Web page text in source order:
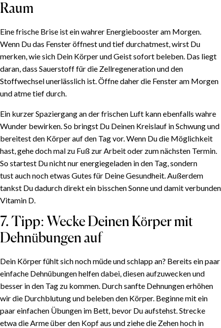
Raum
Eine frische Brise ist ein wahrer Energiebooster am Morgen.
Wenn Du das Fenster öffnest und tief durchatmest, wirst Du
merken, wie sich Dein Körper und Geist sofort beleben. Das liegt
daran, dass Sauerstoff für die Zellregeneration und den
Stoffwechsel unerlässlich ist. Öffne daher die Fenster am Morgen
und atme tief durch.
Ein kurzer Spaziergang an der frischen Luft kann ebenfalls wahre
Wunder bewirken. So bringst Du Deinen Kreislauf in Schwung und
bereitest den Körper auf den Tag vor. Wenn Du die Möglichkeit
hast, gehe doch mal zu Fuß zur Arbeit oder zum nächsten Termin.
So startest Du nicht nur energiegeladen in den Tag, sondern
tust auch noch etwas Gutes für Deine Gesundheit. Außerdem
tankst Du dadurch direkt ein bisschen Sonne und damit verbunden
Vitamin D.
7. Tipp: Wecke Deinen Körper mit
Dehnübungen auf
Dein Körper fühlt sich noch müde und schlapp an? Bereits ein paar
einfache Dehnübungen helfen dabei, diesen aufzuwecken und
besser in den Tag zu kommen. Durch sanfte Dehnungen erhöhen
wir die Durchblutung und beleben den Körper. Beginne mit ein
paar einfachen Übungen im Bett, bevor Du aufstehst. Strecke
etwa die Arme über den Kopf aus und ziehe die Zehen hoch in
INHALTSVERZEICHNIS
1. Tipp: Finger weg von der Snooze-Taste
2. Tipp: Platziere das Handy abseits des
Schlafbereiches
3. Tipp: Wähle eine angenehme Melodie als Weckton
4. Tipp: Lasse beim Aufstehen Tageslicht ins
Schlafzimmer
5. Tipp: Trinke direkt nach dem Aufstehen ein Glas
Wasser
6. Tipp: Lasse frische Luft in den Raum
7. Tipp: Wecke Deinen Körper mit Dehnübungen auf
8. Tipp: Wache dank einer Therapiedecke erholter
auf